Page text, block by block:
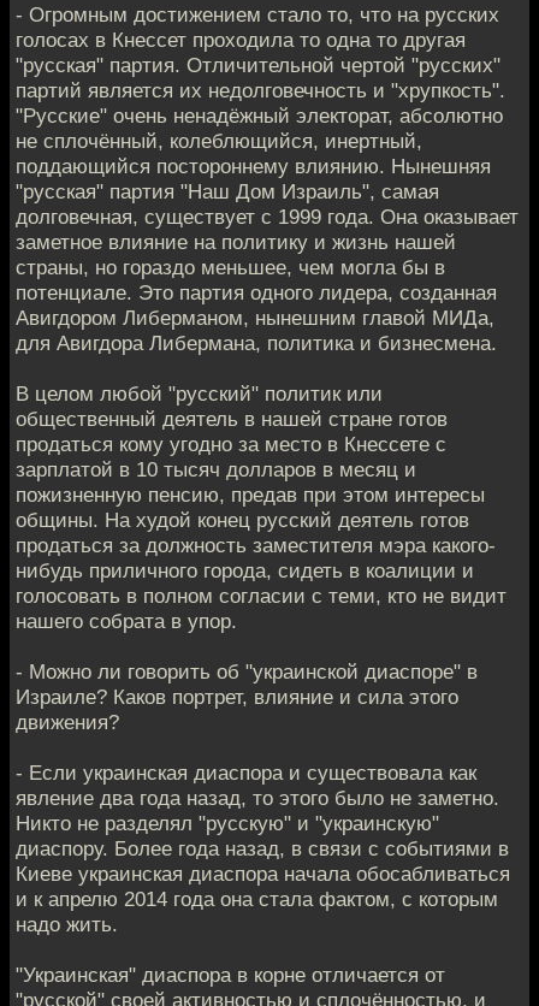
- Огромным достижением стало то, что на русских
голосах в Кнессет проходила то одна то другая
"русская" партия. Отличительной чертой "русских"
партий является их недолговечность и "хрупкость".
"Русские" очень ненадёжный электорат, абсолютно
не сплочённый, колеблющийся, инертный,
поддающийся постороннему влиянию. Нынешняя
"русская" партия "Наш Дом Израиль", самая
долговечная, существует с 1999 года. Она оказывает
заметное влияние на политику и жизнь нашей
страны, но гораздо меньшее, чем могла бы в
потенциале. Это партия одного лидера, созданная
Авигдором Либерманом, нынешним главой МИДа,
для Авигдора Либермана, политика и бизнесмена.
В целом любой "русский" политик или
общественный деятель в нашей стране готов
продаться кому угодно за место в Кнессете с
зарплатой в 10 тысяч долларов в месяц и
пожизненную пенсию, предав при этом интересы
общины. На худой конец русский деятель готов
продаться за должность заместителя мэра какого-
нибудь приличного города, сидеть в коалиции и
голосовать в полном согласии с теми, кто не видит
нашего собрата в упор.
- Можно ли говорить об "украинской диаспоре" в
Израиле? Каков портрет, влияние и сила этого
движения?
- Если украинская диаспора и существовала как
явление два года назад, то этого было не заметно.
Никто не разделял "русскую" и "украинскую"
диаспору. Более года назад, в связи с событиями в
Киеве украинская диаспора начала обосабливаться
и к апрелю 2014 года она стала фактом, с которым
надо жить.
"Украинская" диаспора в корне отличается от
"русской" своей активностью и сплочённостью, и